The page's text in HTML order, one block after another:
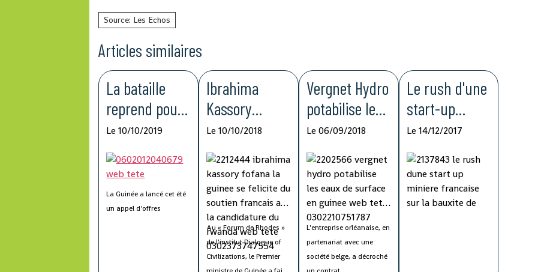
Source: Les Echos
Articles similaires
La bataille
reprend pour
la plus grande
réserve
mondiale de
fer
Le 10/10/2019
La Guinée a lancé cet été
un appel d'offres
Ibrahima
Kassory
Fofana : « La
Guinée se
félicite du
soutien
français à la
candidature
du Rwanda »
Le 10/10/2018
Au « Forum de Rhodes »
de l'institut Dialogue of
Civilizations, le Premier
Vergnet Hydro
potabilise les
eaux de
surface en
Guinée
Le 06/09/2018
L'entreprise orléanaise, en
partenariat avec une
société belge, a décroché
Le rush d'une
start-up
minière
française sur
la bauxite de
Guinée
Le 14/12/2017